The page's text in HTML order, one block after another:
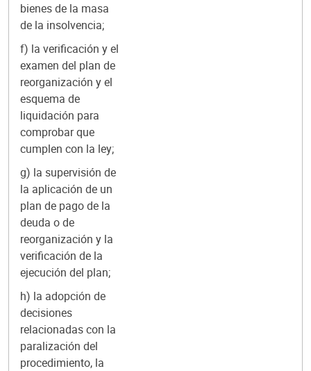
bienes de la masa
de la insolvencia;
f) la verificación y el
examen del plan de
reorganización y el
esquema de
liquidación para
comprobar que
cumplen con la ley;
g) la supervisión de
la aplicación de un
plan de pago de la
deuda o de
reorganización y la
verificación de la
ejecución del plan;
h) la adopción de
decisiones
relacionadas con la
paralización del
procedimiento, la